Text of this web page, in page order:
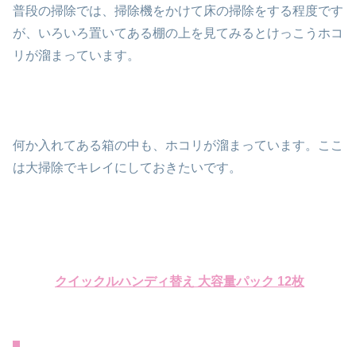
普段の掃除では、掃除機をかけて床の掃除をする程度です
が、いろいろ置いてある棚の上を見てみるとけっこうホコ
リが溜まっています。
何か入れてある箱の中も、ホコリが溜まっています。ここ
は大掃除でキレイにしておきたいです。
クイックルハンディ替え 大容量パック 12枚